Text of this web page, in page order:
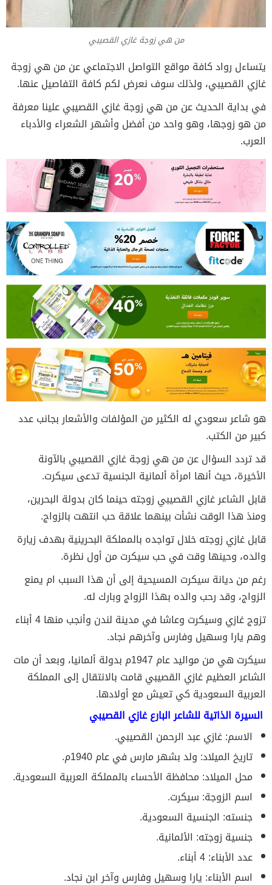
من هي زوجة غازي القصيبي
يتساءل رواد كافة مواقع التواصل الاجتماعي عن من هي زوجة
غازي القصيبي، ولذلك سوف نعرض لكم كافة التفاصيل عنها.
في بداية الحديث عن من هي زوجة غازي القصيبي علينا معرفة
من هو زوجها، وهو واحد من أفضل وأشهر الشعراء والأدباء
العرب.
هو شاعر سعودي له الكثير من المؤلفات والأشعار بجانب عدد
كبير من الكتب.
قد تردد السؤال عن من هي زوجة غازي القصيبي بالآونة
الأخيرة، حيث أنها امرأة ألمانية الجنسية تدعى سيكرت.
قابل الشاعر غازي القصيبي زوجته حينما كان بدولة البحرين،
ومنذ هذا الوقت نشأت بينهما علاقة حب انتهت بالزواج.
قابل غازي زوجته خلال تواجده بالمملكة البحرينية بهدف زيارة
والده، وحينها وقت في حب سيكرت من أول نظرة.
رغم من ديانة سيكرت المسيحية إلى أن هذا السبب ام يمنع
الزواج، وقد رحب والده بهذا الزواج وبارك له.
تزوج غازي وسيكرت وعاشا في مدينة لندن وأنجب منها 4 أبناء
وهم يارا وسهيل وفارس وآخرهم نجاد.
سيكرت هي من مواليد عام 1947م بدولة ألمانيا، وبعد أن مات
الشاعر العظيم غازي القصيبي قامت بالانتقال إلى المملكة
العربية السعودية كي تعيش مع أولادها.
السيرة الذاتية للشاعر البارع غازي القصيبي
الاسم: غازي عبد الرحمن القصيبي.
تاريخ الميلاد: ولد بشهر مارس في عام 1940م.
محل الميلاد: محافظة الأحساء بالمملكة العربية السعودية.
اسم الزوجة: سيكرت.
جنسته: الجنسية السعودية.
جنسية زوجته: الألمانية.
عدد الأبناء: 4 أبناء.
اسم الأبناء: يارا وسهيل وفارس وآخر ابن نجاد.